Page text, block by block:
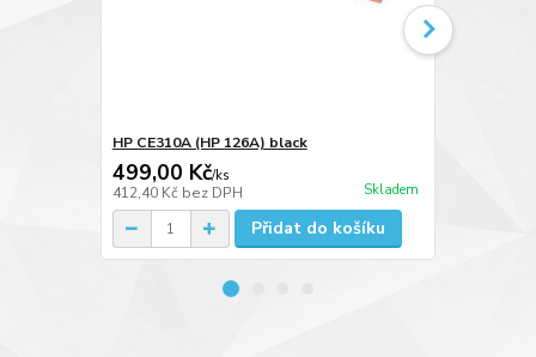
HP CE310A (HP 126A) black
499,00 Kč/ks
412,40 Kč bez DPH Skladem
Přidat do košíku